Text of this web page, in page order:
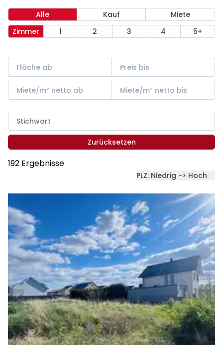
Alle Kauf
Miete
Zimmer
1 2 3 4 5+
Zurücksetzen
192 Ergebnisse
PLZ: Niedrig -> Hoch